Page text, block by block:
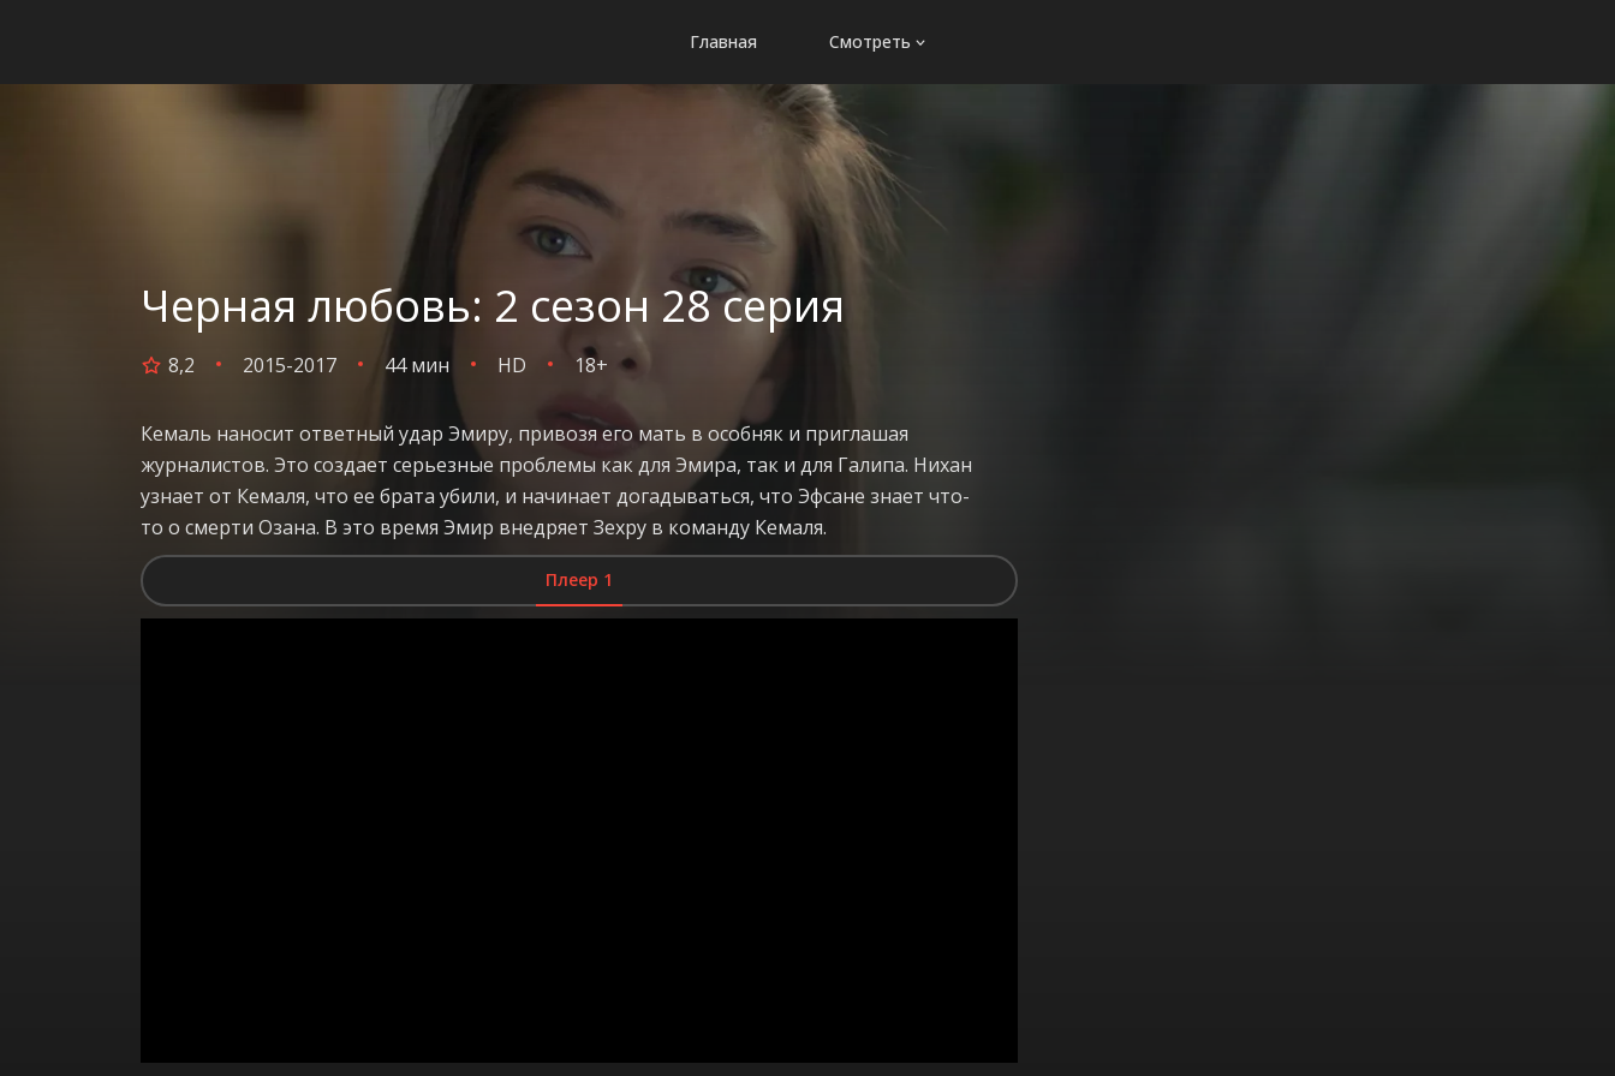
Главная Смотреть
Черная любовь: 2 сезон 28 серия
8,2 2015-2017 44 мин HD 18+
Кемаль наносит ответный удар Эмиру, привозя его мать в особняк и приглашая
журналистов. Это создает серьезные проблемы как для Эмира, так и для Галипа. Нихан
узнает от Кемаля, что ее брата убили, и начинает догадываться, что Эфсане знает что-
то о смерти Озана. В это время Эмир внедряет Зехру в команду Кемаля.
Плеер 1